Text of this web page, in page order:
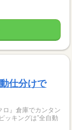
仕分けで
』倉庫でカンタン
ッキングは”全自動